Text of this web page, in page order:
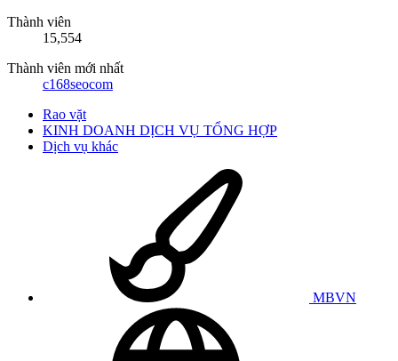
Thành viên
15,554
Thành viên mới nhất
c168seocom
Rao vặt
KINH DOANH DỊCH VỤ TỔNG HỢP
Dịch vụ khác
MBVN